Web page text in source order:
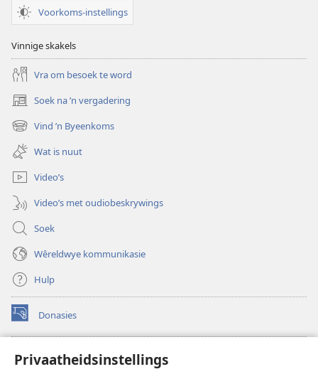
Privaatheidsinstellings
Voorkoms-instellings
Vinnige skakels
Vra om besoek te word
Soek na ’n vergadering
(maak
nuwe
venster
oop)
Vind ’n Byeenkoms
(maak
nuwe
venster
oop)
Wat is nuut
Video’s
Video’s met oudiobeskrywings
Soek
Wêreldwye kommunikasie
Hulp
Donasies
(maak
nuwe
oop)
Wagtoring – AANLYN BIBLIOTEEK
(maak